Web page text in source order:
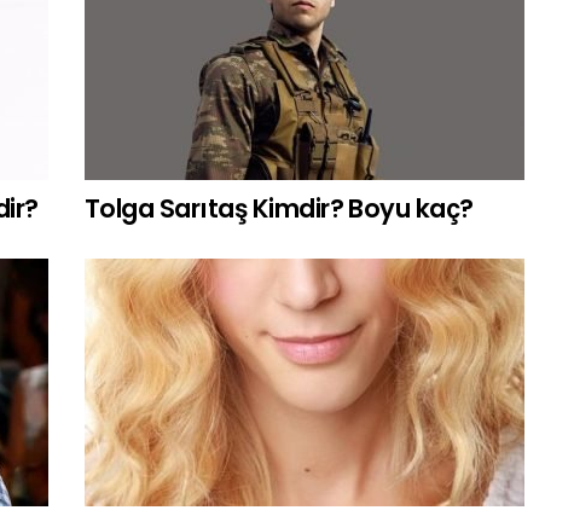
Tolga Sarıtaş Kimdir? Boyu kaç?